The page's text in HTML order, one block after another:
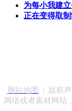
为每小我建
正在变得取
网站地图
| 版权
网络或者素材网站